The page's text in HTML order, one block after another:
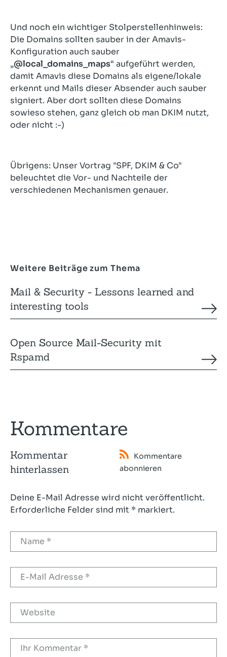
Und noch ein wichtiger Stolperstellenhinweis:
Die Domains sollten sauber in der Amavis-
Konfiguration auch sauber
„@local_domains_maps“ aufgeführt werden,
damit Amavis diese Domains als eigene/lokale
erkennt und Mails dieser Absender auch sauber
signiert. Aber dort sollten diese Domains
sowieso stehen, ganz gleich ob man DKIM nutzt,
oder nicht :-)
Übrigens: Unser Vortrag "SPF, DKIM & Co"
beleuchtet die Vor- und Nachteile der
verschiedenen Mechanismen genauer.
Weitere Beiträge zum Thema
Mail & Security - Lessons learned and
interesting tools
Open Source Mail-Security mit
Rspamd
Kommentare
Kommentar
hinterlassen
Kommentare
abonnieren
Deine E-Mail Adresse wird nicht veröffentlicht.
Erforderliche Felder sind mit * markiert.